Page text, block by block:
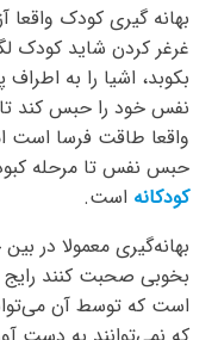
بهانه گیری کودک واقعا
غرغر کردن شاید کودک
بکوبد، اشیا را به
نفس خود را حبس کند تا
واقعا طاقت فرسا است
حبس نفس تا مرحله
کودکانه است.
بهانه‌گیری معمولا در
بخوبی صحبت کنند رایج
است که توسط آن